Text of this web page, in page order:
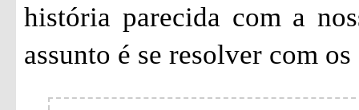
história parecida com a
assunto é se resolver com